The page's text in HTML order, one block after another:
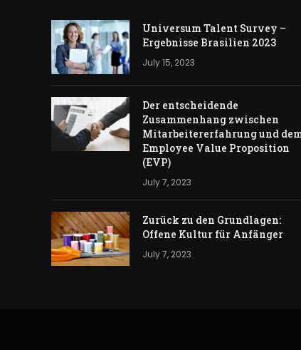
Universum Talent Survey –
Ergebnisse Brasilien 2023
July 15, 2023
Der entscheidende
Zusammenhang zwischen
Mitarbeitererfahrung und
Employee Value Proposition
(EVP)
July 7, 2023
Zurück zu den Grundlagen:
Offene Kultur für Anfänger
July 7, 2023